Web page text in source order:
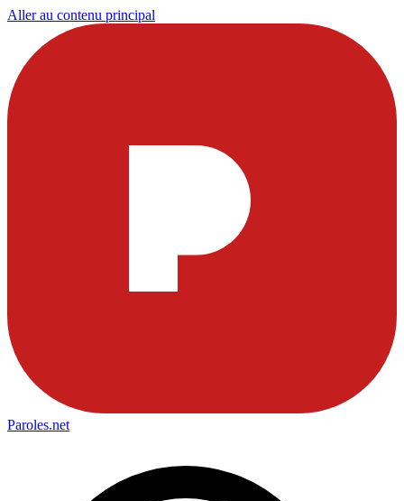
Aller au contenu principal
Paroles.net